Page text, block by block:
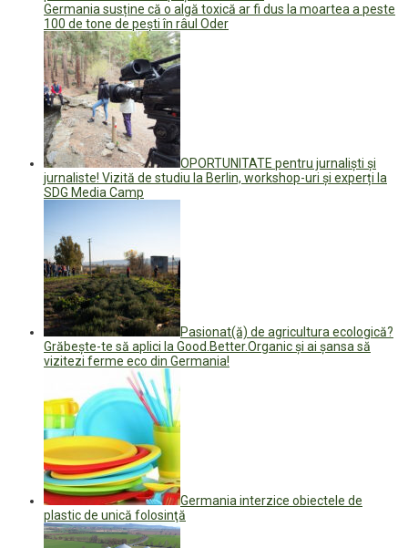
Germania susține că o algă toxică ar fi dus la moartea a peste
100 de tone de peşti în râul Oder
OPORTUNITATE pentru jurnaliști și
jurnaliste! Vizită de studiu la Berlin, workshop-uri și experți la
SDG Media Camp
Pasionat(ă) de agricultura ecologică?
Grăbește-te să aplici la Good.Better.Organic și ai șansa să
vizitezi ferme eco din Germania!
Germania interzice obiectele de
plastic de unică folosinţă